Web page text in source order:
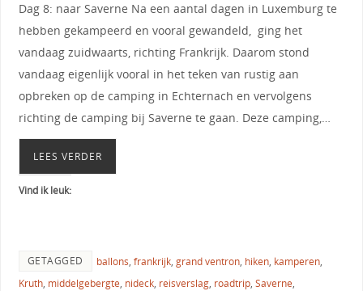
Dag 8: naar Saverne Na een aantal dagen in Luxemburg te
hebben gekampeerd en vooral gewandeld, ging het
vandaag zuidwaarts, richting Frankrijk. Daarom stond
vandaag eigenlijk vooral in het teken van rustig aan
opbreken op de camping in Echternach en vervolgens
richting de camping bij Saverne te gaan. Deze camping,…
LEES VERDER
Vind ik leuk:
GETAGGED ballons, frankrijk, grand ventron, hiken, kamperen,
Kruth, middelgebergte, nideck, reisverslag, roadtrip, Saverne,